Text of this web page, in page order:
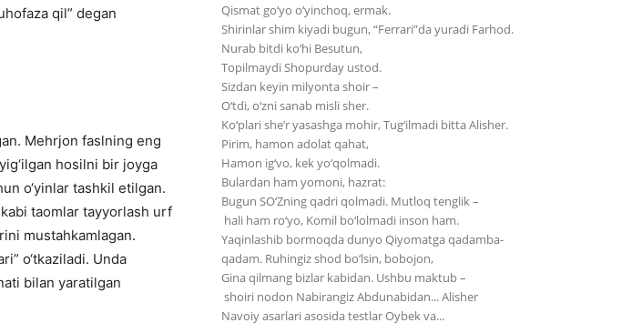
qil” degan
Mehrjon faslning eng
hosilni bir joyga
o‘yinlar tashkil etilgan.
taomlar tayyorlash urf
mustahkamlagan.
o‘tkaziladi. Unda
bilan yaratilgan
Qismat go‘yo o‘yinchoq, ermak.
Shirinlar shim kiyadi bugun, “Ferrari”da yuradi Farhod.
Nurab bitdi ko‘hi Besutun,
Topilmaydi Shopurday ustod.
Sizdan keyin milyonta shoir –
O‘tdi, o‘zni sanab misli sher.
Ko‘plari she’r yasashga mohir, Tug‘ilmadi bitta Alisher.
Pirim, hamon adolat qahat,
Hamon ig‘vo, kek yo‘qolmadi.
Bulardan ham yomoni, hazrat:
Bugun SO‘Zning qadri qolmadi. Mutloq tenglik –
hali ham ro‘yo, Komil bo‘lolmadi inson ham.
Yaqinlashib bormoqda dunyo Qiyomatga qadamba-
qadam. Ruhingiz shod bo‘lsin, bobojon,
Gina qilmang bizlar kabidan. Ushbu maktub –
shoiri nodon Nabirangiz Abdunabidan... Alisher
Navoiy asarlari asosida testlar Oybek va...